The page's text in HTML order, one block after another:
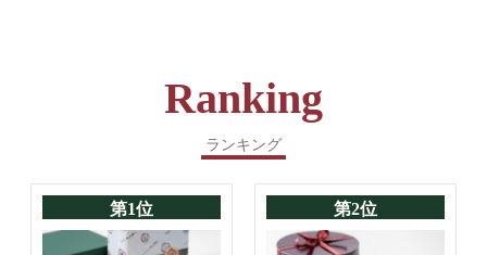
Ranking
ランキング
第1位 第2位